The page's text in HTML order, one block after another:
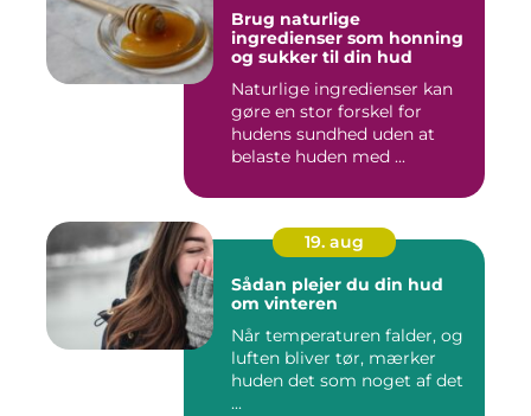
Brug naturlige
ingredienser som honning
og sukker til din hud
Naturlige ingredienser kan
gøre en stor forskel for
hudens sundhed uden at
belaste huden med ...
19. aug
Sådan plejer du din hud
om vinteren
Når temperaturen falder, og
luften bliver tør, mærker
huden det som noget af det
...